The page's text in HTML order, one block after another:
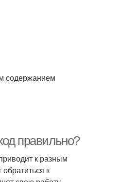
содержанием
правильно?
к разным
к